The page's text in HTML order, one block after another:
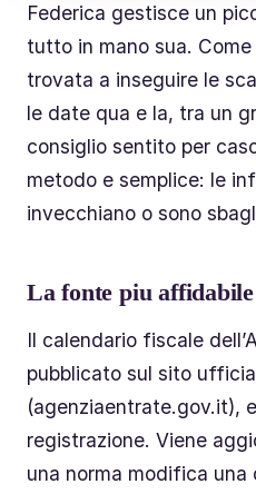
Federica gestisce un
tutto in mano sua.
trovata a inseguire le
le date qua e la, tra un
consiglio sentito per
metodo e semplice: le
invecchiano o sono
La fonte piu
Il calendario fiscale
pubblicato sul sito
(agenziaentrate.gov.it),
registrazione. Viene
una norma modifica